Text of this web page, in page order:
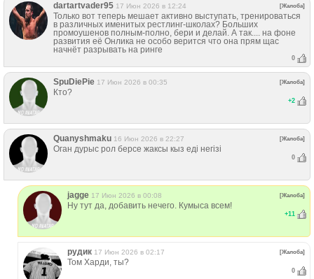
dartartvader95 17 Июн 2026 в 12:24 [Жалоба]
Только вот теперь мешает активно выступать, тренироваться
в различных именитых рестлинг-школах? Больших
промоушенов полным-полно, бери и делай. А так.... на фоне
развития её Онлика не особо верится что она прям щас
начнёт разрывать на ринге
0
SpuDiePie 17 Июн 2026 в 00:35 [Жалоба]
Кто?
+2
Quanyshmaku 16 Июн 2026 в 22:27 [Жалоба]
Оган дурыс рол берсе жаксы кыз еді негізі
0
jagge 17 Июн 2026 в 00:08 [Жалоба]
Ну тут да, добавить нечего. Кумыса всем!
+11
рудик 17 Июн 2026 в 02:17 [Жалоба]
Том Харди, ты?
0